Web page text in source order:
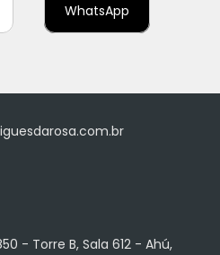
WhatsApp
- Torre B, Sala 612 - Ahú,